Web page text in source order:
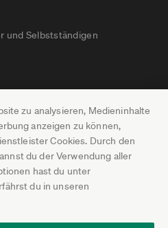
zu analysieren, Medieninhalte
anzeigen zu können,
Cookies. Durch den
du der Verwendung aller
hast du unter
du in unseren
und Selbstständigen